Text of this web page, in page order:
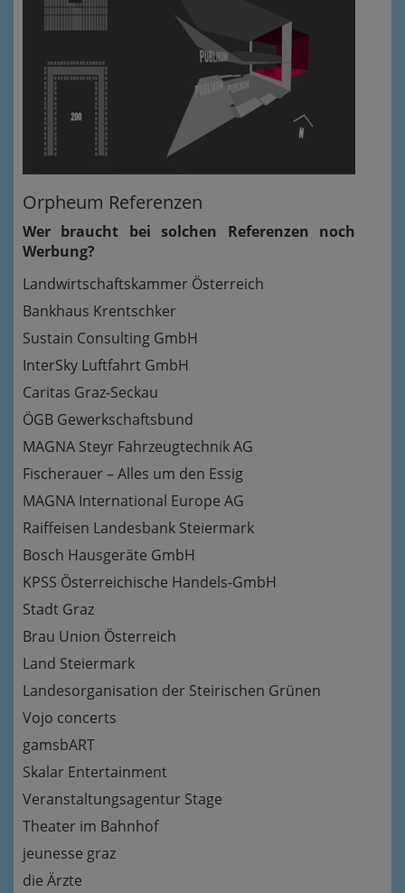
Orpheum Referenzen
Wer braucht bei solchen Referenzen noch
Werbung?
Landwirtschaftskammer Österreich
Bankhaus Krentschker
Sustain Consulting GmbH
InterSky Luftfahrt GmbH
Caritas Graz-Seckau
ÖGB Gewerkschaftsbund
MAGNA Steyr Fahrzeugtechnik AG
Fischerauer – Alles um den Essig
MAGNA International Europe AG
Raiffeisen Landesbank Steiermark
Bosch Hausgeräte GmbH
KPSS Österreichische Handels-GmbH
Stadt Graz
Brau Union Österreich
Land Steiermark
Landesorganisation der Steirischen Grünen
Vojo concerts
gamsbART
Skalar Entertainment
Veranstaltungsagentur Stage
Theater im Bahnhof
jeunesse graz
die Ärzte